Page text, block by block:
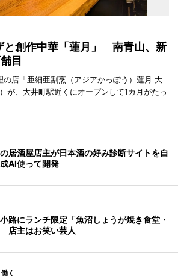
と創作中華「蓮月」 南青山、新
目
の店「亜細亜割烹（アジアかっぽう）蓮月 大
が、大井町駅近くにオープンして1カ月がたっ
居酒屋店主が日本酒の好み診断サイトを自
AI使って開発
路にランチ限定「魚沼しょうが焼き食堂・
店主はお笑い芸人
く